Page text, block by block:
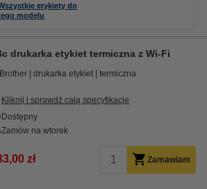
etykiety do
modelu
drukarka etykiet termiczna z Wi-Fi
Brother drukarka etykiet termiczna
Kliknij i sprawdź całą specyfikacje
Dostępny
Zamów na wtorek
zł Zamawiam